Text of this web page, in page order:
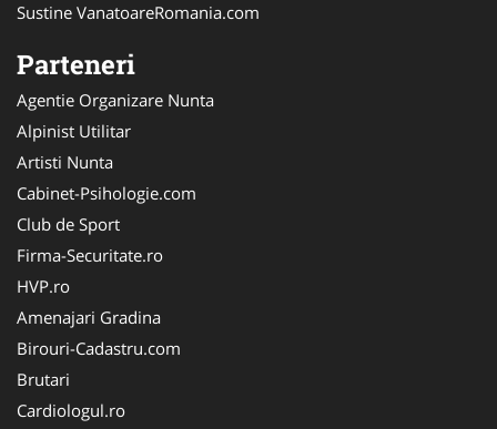
Sustine VanatoareRomania.com
Parteneri
Agentie Organizare Nunta
Alpinist Utilitar
Artisti Nunta
Cabinet-Psihologie.com
Club de Sport
Firma-Securitate.ro
HVP.ro
Amenajari Gradina
Birouri-Cadastru.com
Brutari
Cardiologul.ro